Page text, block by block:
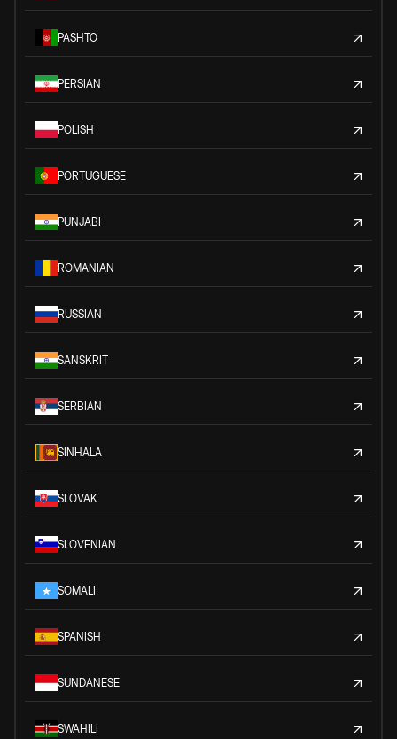
PASHTO
PERSIAN
POLISH
PORTUGUESE
PUNJABI
ROMANIAN
RUSSIAN
SANSKRIT
SERBIAN
SINHALA
SLOVAK
SLOVENIAN
SOMALI
SPANISH
SUNDANESE
SWAHILI